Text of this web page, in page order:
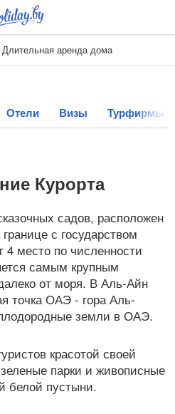
Длительная аренда дома
Отели Визы Турфирмы
Курорта
садов, расположен
границе с государством
место по численности
самым крупным
от моря. В Аль-Айн
точка ОАЭ - гора Аль-
земли в ОАЭ.
красотой своей
парки и живописные
белой пустыни.